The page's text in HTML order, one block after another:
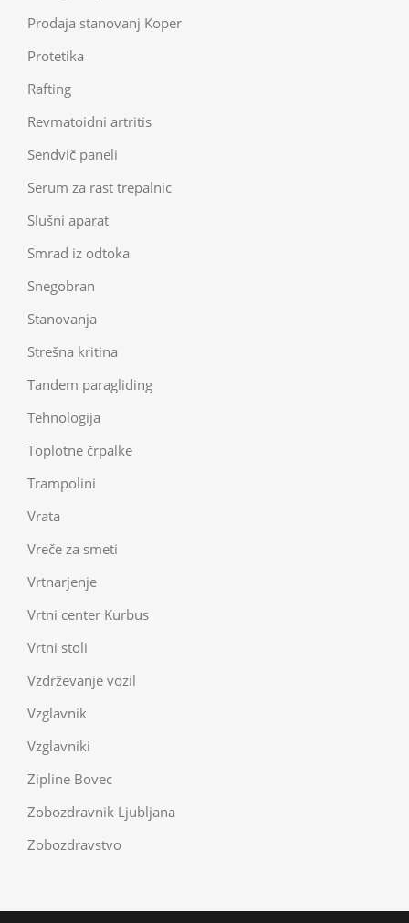
Prodaja stanovanj Koper
Protetika
Rafting
Revmatoidni artritis
Sendvič paneli
Serum za rast trepalnic
Slušni aparat
Smrad iz odtoka
Snegobran
Stanovanja
Strešna kritina
Tandem paragliding
Tehnologija
Toplotne črpalke
Trampolini
Vrata
Vreče za smeti
Vrtnarjenje
Vrtni center Kurbus
Vrtni stoli
Vzdrževanje vozil
Vzglavnik
Vzglavniki
Zipline Bovec
Zobozdravnik Ljubljana
Zobozdravstvo